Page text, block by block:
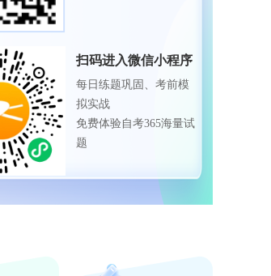
扫码进入微信小程序
每日练题巩固、考前模
拟实战
免费体验自考365海量试
题